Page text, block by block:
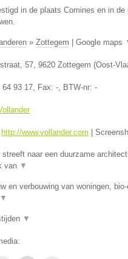
in de plaats Comines en in de
» Zottegem Google maps
57 9620 Zottegem (Oost-
64 93 17 , Fax: - , BTW-nr: -
http://www.vollander.com
streeft naar een duurzame
van ▼
en verbouwing van woningen,
▼
▼